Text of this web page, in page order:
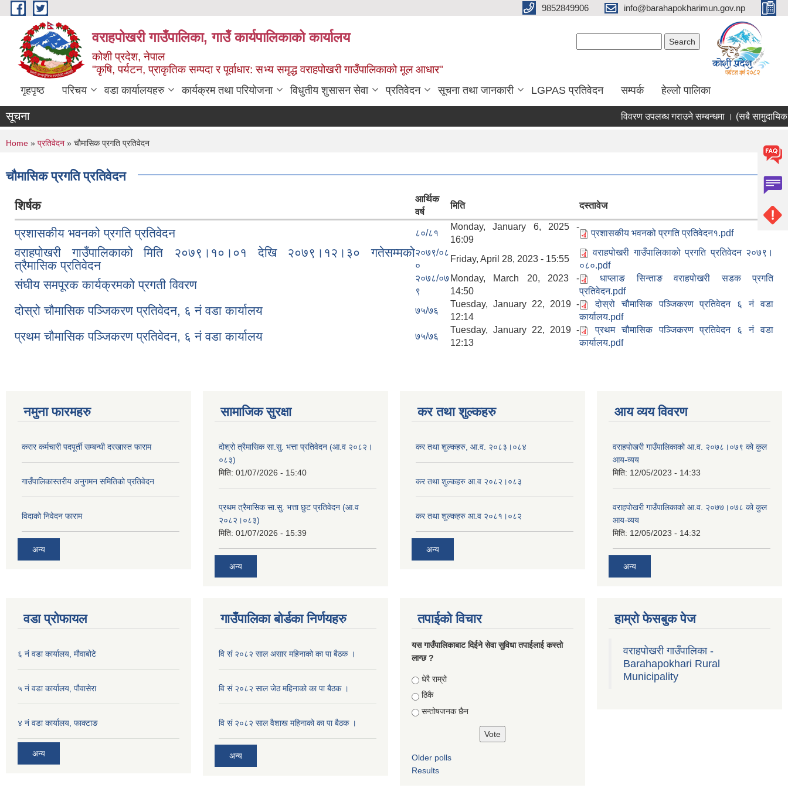
Skip to main content 9852849906 info@barahapokharimun.gov.np
वराहपोखरी गाउँपालिका, गाउँ कार्यपालिकाको कार्यालय
कोशी प्रदेश, नेपाल
"कृषि, पर्यटन, प्राकृतिक सम्पदा र पूर्वाधार: सभ्य समृद्ध वराहपोखरी गाउँपालिकाको मूल आधार"
गृहपृष्ठ परिचय वडा कार्यालयहरु कार्यक्रम तथा परियोजना विधुतीय शुसासन सेवा प्रतिवेदन सूचना तथा जानकारी LGPAS प्रतिवेदन सम्पर्क हेल्लो पालिका
सूचना विवरण उपलब्ध गराउने सम्बन्धमा । (सबै सामुदायिक
You are here
Home » प्रतिवेदन » चौमासिक प्रगति प्रतिवेदन
चौमासिक प्रगति प्रतिवेदन
शिर्षक
आर्थिक
वर्ष
मिति दस्तावेज
प्रशासकीय भवनको प्रगति प्रतिवेदन ८०/८१
Monday, January 6, 2025 -
16:09
प्रशासकीय भवनको प्रगति प्रतिवेदन१.pdf
वराहपोखरी गाउँपालिकाको मिति २०७९।१०।०१ देखि २०७९।१२।३० गतेसम्मको
त्रैमासिक प्रतिवेदन
२०७९/०८
०
Friday, April 28, 2023 - 15:55
वराहपोखरी गाउँपालिकाको प्रगति प्रतिवेदन २०७९।
०८०.pdf
संघीय समपूरक कार्यक्रमको प्रगती विवरण
२०७८/०७
९
Monday, March 20, 2023 -
14:50
धाप्लाङ सिन्ताङ वराहपोखरी सडक प्रगति
प्रतिवेदन.pdf
दोस्रो चौमासिक पञ्जिकरण प्रतिवेदन, ६ नं वडा कार्यालय ७५/७६
Tuesday, January 22, 2019 -
12:14
दोस्रो चौमासिक पञ्जिकरण प्रतिवेदन ६ नं वडा
कार्यालय.pdf
प्रथम चौमासिक पञ्जिकरण प्रतिवेदन, ६ नं वडा कार्यालय ७५/७६
Tuesday, January 22, 2019 -
12:13
प्रथम चौमासिक पञ्जिकरण प्रतिवेदन ६ नं वडा
कार्यालय.pdf
नमुना फारमहरु
करार कर्मचारी पदपूर्ती सम्बन्धी दरखास्त फाराम
गाउँपालिकास्तरीय अनुगमन समितिको प्रतिवेदन
विदाको निवेदन फाराम
अन्य
सामाजिक सुरक्षा
दोश्रो त्रैमासिक सा.सु. भत्ता प्रतिवेदन (आ.व २०८२।
०८३)
मिति: 01/07/2026 - 15:40
प्रथम त्रैमासिक सा.सु. भत्ता छुट प्रतिवेदन (आ.व
२०८२।०८३)
मिति: 01/07/2026 - 15:39
अन्य
कर तथा शुल्कहरु
कर तथा शुल्कहरु, आ.व. २०८३।०८४
कर तथा शुल्कहरु आ.व २०८२।०८३
कर तथा शुल्कहरु आ.व २०८१।०८२
अन्य
आय व्यय विवरण
वराहपोखरी गाउँपालिकाको आ.व. २०७८।०७९ को कुल
आय-व्यय
मिति: 12/05/2023 - 14:33
वराहपोखरी गाउँपालिकाको आ.व. २०७७।०७८ को कुल
आय-व्यय
मिति: 12/05/2023 - 14:32
अन्य
वडा प्रोफायल
६ नं वडा कार्यालय, मौवाबोटे
५ नं वडा कार्यालय, पौवासेरा
४ नं वडा कार्यालय, फाक्टाङ
अन्य
गाउँपालिका बोर्डका निर्णयहरु
वि सं २०८२ साल असार महिनाको का पा बैठक ।
वि सं २०८२ साल जेठ महिनाको का पा बैठक ।
वि सं २०८२ साल वैशाख महिनाको का पा बैठक ।
अन्य
तपाईको विचार
यस गाउँपालिकाबाट दिईने सेवा सुविधा तपाईलाई कस्तो
लाग्छ ?
Choices
धेरै राम्रो
ठिकै
सन्तोषजनक छैन
Older polls
Results
हाम्रो फेसबुक पेज
वराहपोखरी गाउँपालिका -
Barahapokhari Rural
Municipality